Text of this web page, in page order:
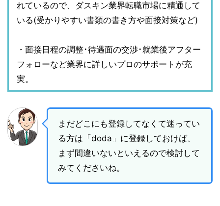
れているので、ダスキン業界転職市場に精通して
いる(受かりやすい書類の書き方や面接対策など)
・面接日程の調整･待遇面の交渉･就業後アフター
フォローなど業界に詳しいプロのサポートが充
実。
まだどこにも登録してなくて迷ってい
る方は「doda」に登録しておけば、
まず間違いないといえるので検討して
みてくださいね。